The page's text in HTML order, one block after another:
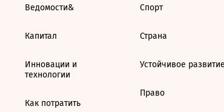
Ведомости&
Капитал
Инновации и
технологии
Как потратить
Спорт
Страна
Устойчивое
Право